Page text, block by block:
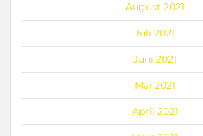
August 2021
Juli 2021
Juni 2021
Mai 2021
April 2021